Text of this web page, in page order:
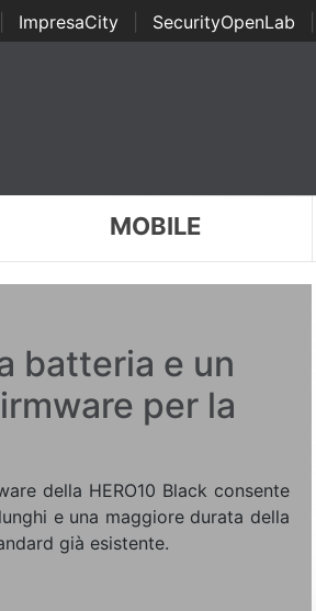
ImpresaCity SecurityOpenLab
Awards
MOBILE
batteria e un
per la
della HERO10 Black consente
e una maggiore durata della
già esistente.